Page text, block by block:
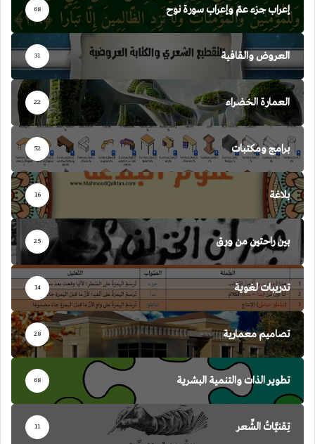
إعراب جزء عمّ وإعراب سورة نوح 68
العروض والقافية 31
العمارة الخضراء 22
برامج ومكتبات 52
بلاغة 16
بين راحتين من ورق 25
تدريبات لغوية 14
تصاميم معمارية 28
تطوير الذات والتنمية البشرية 68
تِقنيَّاتُ الشِّعر 11